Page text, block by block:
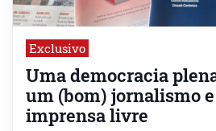
Exclusivo
Uma democracia
um (bom) jornalismo
imprensa livre